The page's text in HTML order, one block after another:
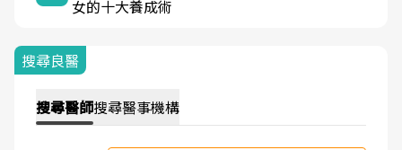
女的十大養成術
搜尋良醫
搜尋醫師搜尋醫事機構